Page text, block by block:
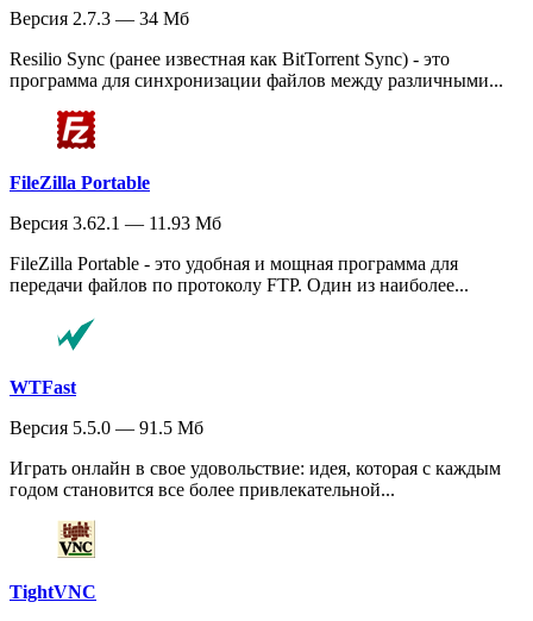
Версия 2.7.3 — 34 Мб
Resilio Sync (ранее известная как BitTorrent Sync) - это
программа для синхронизации файлов между различными...
FileZilla Portable
Версия 3.62.1 — 11.93 Мб
FileZilla Portable - это удобная и мощная программа для
передачи файлов по протоколу FTP. Один из наиболее...
WTFast
Версия 5.5.0 — 91.5 Мб
Играть онлайн в свое удовольствие: идея, которая с каждым
годом становится все более привлекательной...
TightVNC